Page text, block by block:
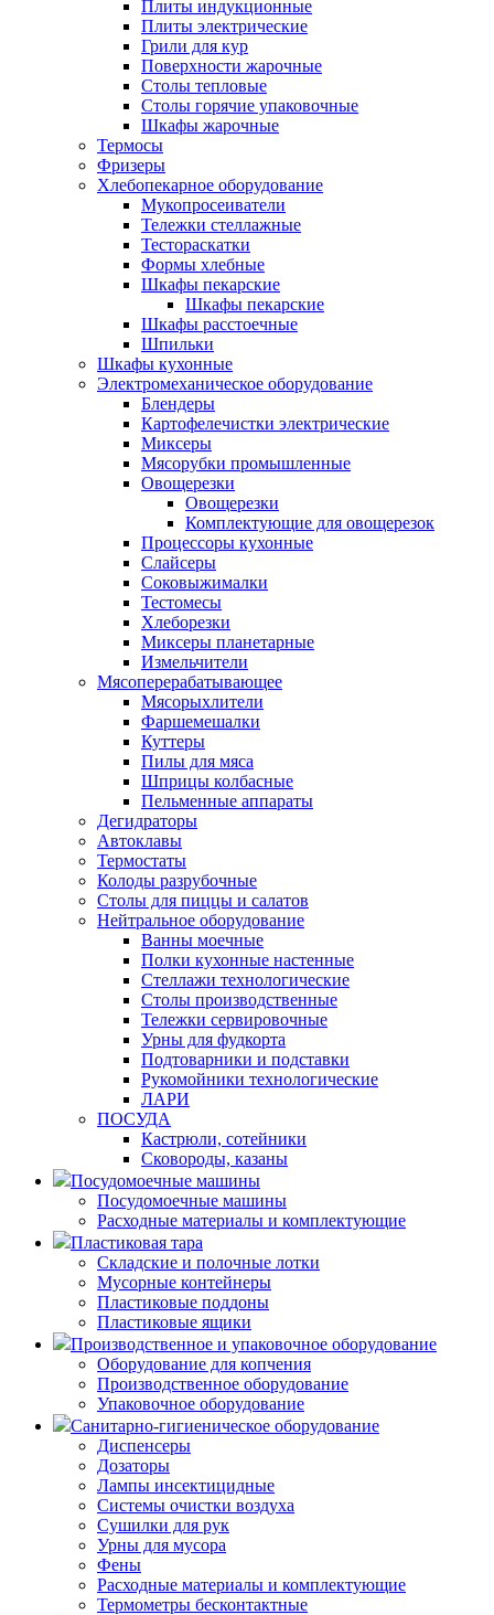
Плиты индукционные
Плиты электрические
Грили для кур
Поверхности жарочные
Столы тепловые
Столы горячие упаковочные
Шкафы жарочные
Термосы
Фризеры
Хлебопекарное оборудование
Мукопросеиватели
Тележки стеллажные
Тестораскатки
Формы хлебные
Шкафы пекарские
Шкафы пекарские
Шкафы расстоечные
Шпильки
Шкафы кухонные
Электромеханическое оборудование
Блендеры
Картофелечистки электрические
Миксеры
Мясорубки промышленные
Овощерезки
Овощерезки
Комплектующие для овощерезок
Процессоры кухонные
Слайсеры
Соковыжималки
Тестомесы
Хлеборезки
Миксеры планетарные
Измельчители
Мясоперерабатывающее
Мясорыхлители
Фаршемешалки
Куттеры
Пилы для мяса
Шприцы колбасные
Пельменные аппараты
Дегидраторы
Автоклавы
Термостаты
Колоды разрубочные
Столы для пиццы и салатов
Нейтральное оборудование
Ванны моечные
Полки кухонные настенные
Стеллажи технологические
Столы производственные
Тележки сервировочные
Урны для фудкорта
Подтоварники и подставки
Рукомойники технологические
ЛАРИ
ПОСУДА
Кастрюли, сотейники
Сковороды, казаны
Посудомоечные машины
Посудомоечные машины
Расходные материалы и комплектующие
Пластиковая тара
Складские и полочные лотки
Мусорные контейнеры
Пластиковые поддоны
Пластиковые ящики
Производственное и упаковочное оборудование
Оборудование для копчения
Производственное оборудование
Упаковочное оборудование
Санитарно-гигиеническое оборудование
Диспенсеры
Дозаторы
Лампы инсектицидные
Системы очистки воздуха
Сушилки для рук
Урны для мусора
Фены
Расходные материалы и комплектующие
Термометры бесконтактные